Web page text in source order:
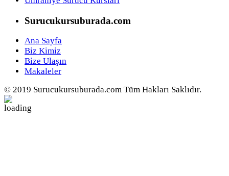
Surucukursuburada.com
Ana Sayfa
Biz Kimiz
Bize Ulaşın
Makaleler
© 2019 Surucukursuburada.com Tüm Hakları Saklıdır.